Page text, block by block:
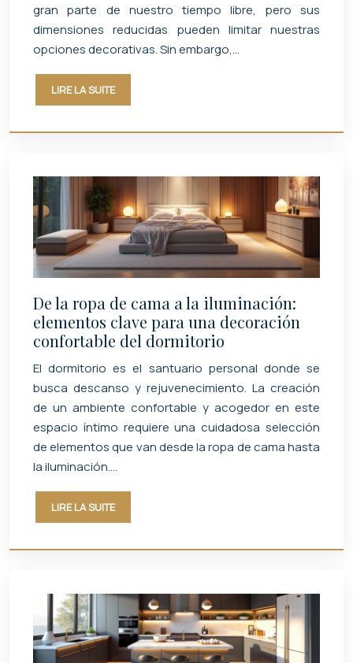
gran parte de nuestro tiempo libre, pero sus
dimensiones reducidas pueden limitar nuestras
opciones decorativas. Sin embargo,…
LIRE LA SUITE
De la ropa de cama a la iluminación:
elementos clave para una decoración
confortable del dormitorio
El dormitorio es el santuario personal donde se
busca descanso y rejuvenecimiento. La creación
de un ambiente confortable y acogedor en este
espacio íntimo requiere una cuidadosa selección
de elementos que van desde la ropa de cama hasta
la iluminación….
LIRE LA SUITE